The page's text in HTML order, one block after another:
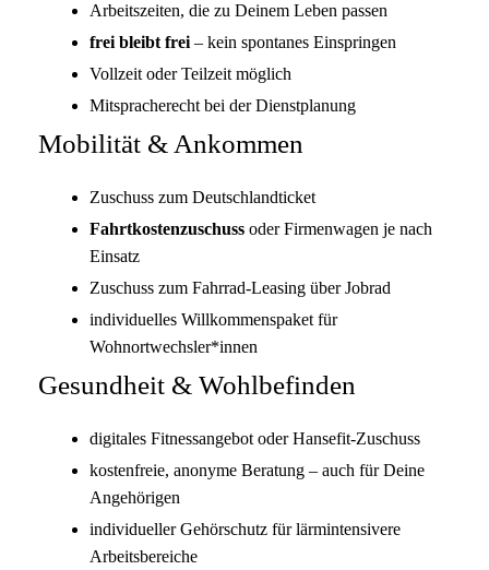
Arbeitszeiten, die zu Deinem Leben passen
frei bleibt frei – kein spontanes Einspringen
Vollzeit oder Teilzeit möglich
Mitspracherecht bei der Dienstplanung
Mobilität & Ankommen
Zuschuss zum Deutschlandticket
Fahrtkostenzuschuss oder Firmenwagen je nach
Einsatz
Zuschuss zum Fahrrad-Leasing über Jobrad
individuelles Willkommenspaket für
Wohnortwechsler*innen
Gesundheit & Wohlbefinden
digitales Fitnessangebot oder Hansefit-Zuschuss
kostenfreie, anonyme Beratung – auch für Deine
Angehörigen
individueller Gehörschutz für lärmintensivere
Arbeitsbereiche